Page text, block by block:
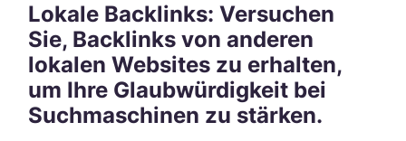
Lokale Backlinks: Versuchen
Sie, Backlinks von anderen
lokalen Websites zu erhalten,
um Ihre Glaubwürdigkeit bei
Suchmaschinen zu stärken.